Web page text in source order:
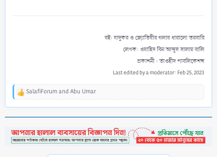
বই: যাদুকর ও জ্যোতিষীর গলায় ধারালো তরবারি
লেখক: ওয়াহিদ বিন আব্দুস সালাম বালি
প্রকাশনী : তাওহীদ পাবলিকেশন্স
Last edited by a moderator: Feb 25, 2023
R
t
i
SalafiForumand Abu Umar